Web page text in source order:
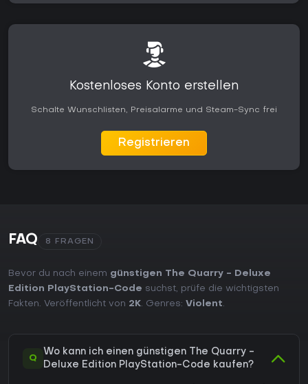
Kostenloses Konto erstellen
Schalte Wunschlisten, Preisalarme und Steam-Sync frei
Registrieren
FAQ 8 FRAGEN
Bevor du nach einem günstigen The Quarry - Deluxe
Edition PlayStation-Code suchst, prüfe die wichtigsten
Fakten. Veröffentlicht von 2K. Genres: Violent.
Q
Wo kann ich einen günstigen The Quarry -
Deluxe Edition PlayStation-Code kaufen?